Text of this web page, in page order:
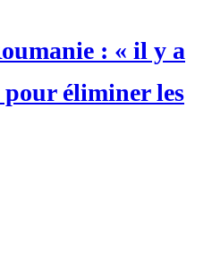
: « il y a
éliminer les